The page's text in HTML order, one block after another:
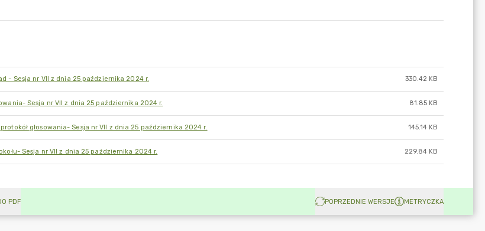
- Sesja nr VII z dnia 25 października 2024 r. 330.42 KB
Sesja nr VII z dnia 25 października 2024 r. 81.85 KB
głosowania- Sesja nr VII z dnia 25 października 2024 r. 145.14 KB
Sesja nr VII z dnia 25 października 2024 r. 229.84 KB
PDF POPRZEDNIE WERSJE METRYCZKA